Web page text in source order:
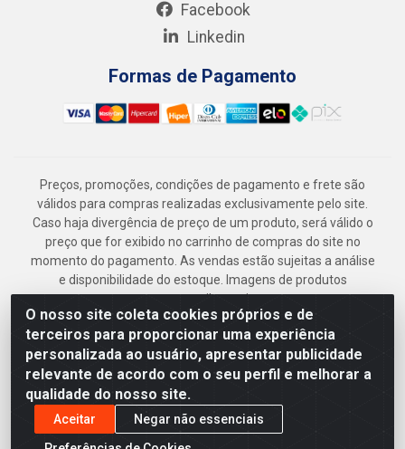
O nosso site coleta cookies próprios e de
terceiros para proporcionar uma experiência
personalizada ao usuário, apresentar publicidade
relevante de acordo com o seu perfil e melhorar a
qualidade do nosso site.
Aceitar
Negar não essenciais
Facebook
Linkedin
Formas de Pagamento
Preços, promoções, condições de pagamento e frete são
válidos para compras realizadas exclusivamente pelo site.
Caso haja divergência de preço de um produto, será válido o
preço que for exibido no carrinho de compras do site no
momento do pagamento. As vendas estão sujeitas a análise
e disponibilidade do estoque. Imagens de produtos
meramente ilustrativas.
Armazém Jenipapo Materiais de Construção em Geral
LTDA - Rua das Flores, 2691 - Guabiraba, Recife/PE - CEP
52.291-630 - CNPJ 41.097.379/0001-